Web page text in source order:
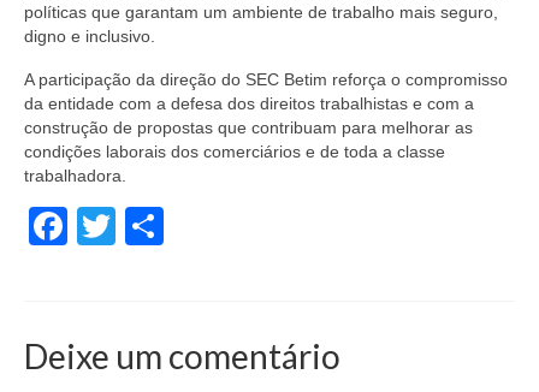
políticas que garantam um ambiente de trabalho mais seguro,
digno e inclusivo.
A participação da direção do SEC Betim reforça o compromisso
da entidade com a defesa dos direitos trabalhistas e com a
construção de propostas que contribuam para melhorar as
condições laborais dos comerciários e de toda a classe
trabalhadora.
Facebook
Twitter
Deixe um comentário